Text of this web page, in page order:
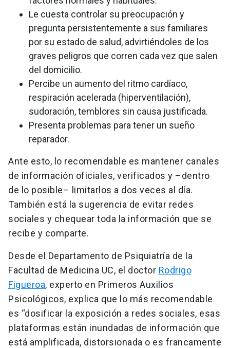
Le cuesta controlar su preocupación y
pregunta persistentemente a sus familiares
por su estado de salud, advirtiéndoles de los
graves peligros que corren cada vez que salen
del domicilio.
Percibe un aumento del ritmo cardíaco,
respiración acelerada (hiperventilación),
sudoración, temblores sin causa justificada.
Presenta problemas para tener un sueño
reparador.
Ante esto, lo recomendable es mantener canales
de información oficiales, verificados y –dentro
de lo posible– limitarlos a dos veces al día.
También está la sugerencia de evitar redes
sociales y chequear toda la información que se
recibe y comparte.
Desde el Departamento de Psiquiatría de la
Facultad de Medicina UC, el doctor Rodrigo
Figueroa, experto en Primeros Auxilios
Psicológicos, explica que lo más recomendable
es “dosificar la exposición a redes sociales, esas
plataformas están inundadas de información que
está amplificada, distorsionada o es francamente